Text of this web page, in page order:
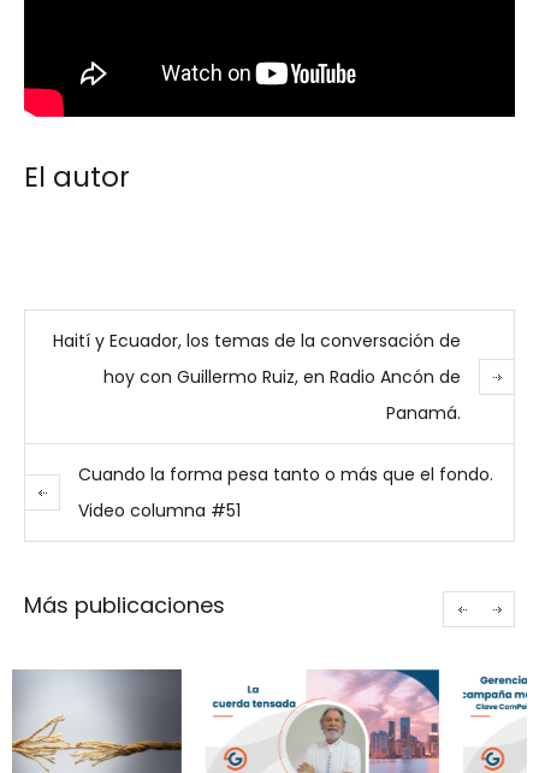
El autor
Haití y Ecuador, los temas de la conversación de
hoy con Guillermo Ruiz, en Radio Ancón de
Panamá.
Cuando la forma pesa tanto o más que el fondo.
Video columna #51
Más publicaciones